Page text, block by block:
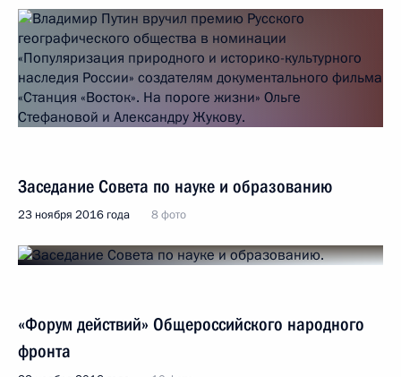
Заседание Совета по науке и образованию
23 ноября 2016 года 8 фото
«Форум действий» Общероссийского народного
фронта